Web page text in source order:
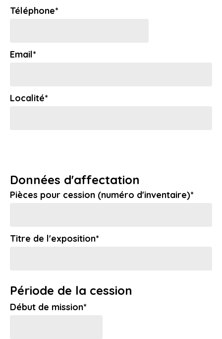
Téléphone*
Email*
Localité*
Données d'affectation
Pièces pour cession (numéro d'inventaire)*
Titre de l'exposition*
Période de la cession
Début de mission*